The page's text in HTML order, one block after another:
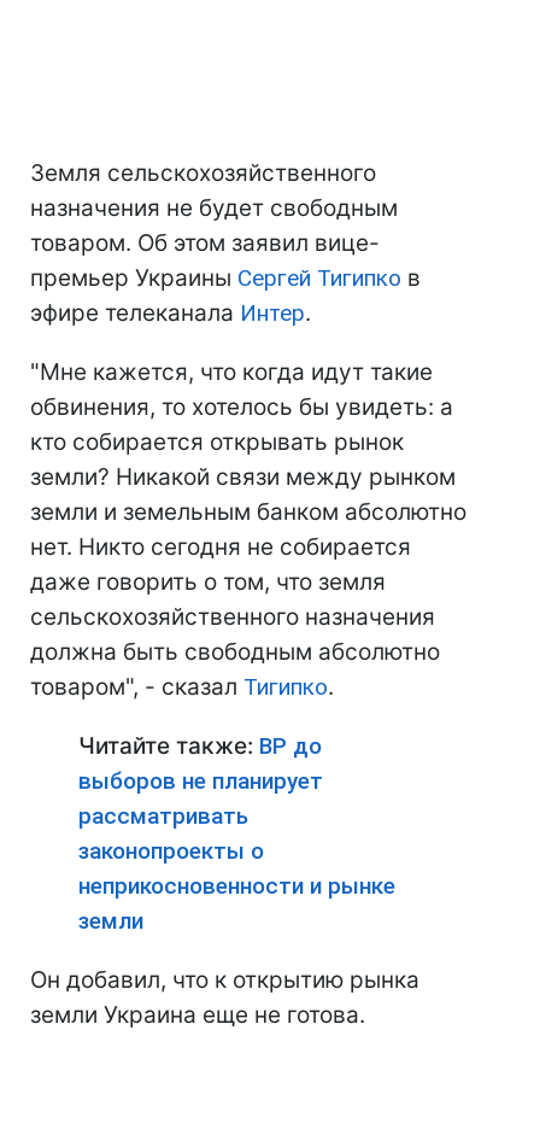
Земля сельскохозяйственного
назначения не будет свободным
товаром. Об этом заявил вице-
премьер Украины Сергей Тигипко в
эфире телеканала Интер.
"Мне кажется, что когда идут такие
обвинения, то хотелось бы увидеть: а
кто собирается открывать рынок
земли? Никакой связи между рынком
земли и земельным банком абсолютно
нет. Никто сегодня не собирается
даже говорить о том, что земля
сельскохозяйственного назначения
должна быть свободным абсолютно
товаром", - сказал Тигипко.
Читайте также: ВР до
выборов не планирует
рассматривать
законопроекты о
неприкосновенности и рынке
земли
Он добавил, что к открытию рынка
земли Украина еще не готова.